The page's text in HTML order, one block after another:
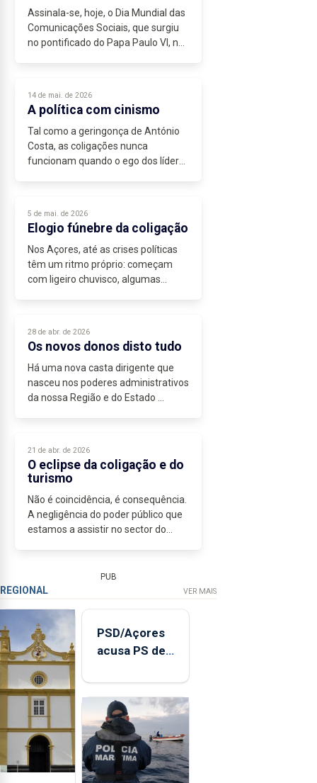
Assinala-se, hoje, o Dia Mundial das
Comunicações Sociais, que surgiu
no pontificado do Papa Paulo VI, nos
massificadores...
14 de mai. de 2026
A política com cinismo
Tal como a geringonça de António
Costa, as coligações nunca
funcionam quando o ego dos líderes
A coligação de José Manuel
Bolieiro...
5 de mai. de 2026
Elogio fúnebre da coligação
Nos Açores, até as crises políticas
têm um ritmo próprio: começam
com ligeiro chuvisco, algumas
José Manuel Bolieiro, há muito...
28 de abr. de 2026
Os novos donos disto tudo
Há uma nova casta dirigente que
nasceu nos poderes administrativos
da nossa Região e do Estado
alpaca, burocratas...
21 de abr. de 2026
O eclipse da coligação e do
turismo
Não é coincidência, é consequência.
A negligência do poder público que
estamos a assistir no sector do
PUB
REGIONAL VER MAIS
PSD/Açores
acusa PS de
contraditória"
sobre
evolução
turística